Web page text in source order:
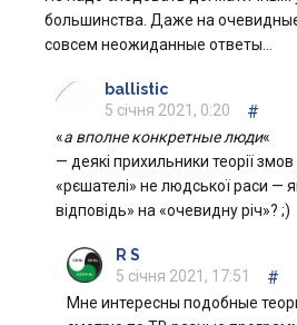
большинства. Даже на
совсем неожиданные ответы…
ballistic
5 січня 2021, 0:20
#
«а вполне конкретные люди«
— деякі прихильники теорії
«рєшателі» не людської раси —
відповідь» на «очевидну річ»? ;)
R S
5 січня 2021, 17:51
#
Мне интересны подобные